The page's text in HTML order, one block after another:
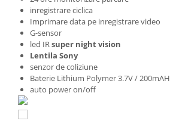
inregistrare ciclica
Imprimare data pe inregistrare video
G-sensor
led IRsuper night vision
Lentila Sony
senzor de coliziune
Baterie Lithium Polymer 3.7V / 200mAH
auto power on/off